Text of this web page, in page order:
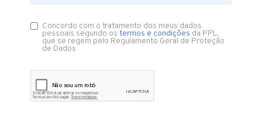
Concordo com o tratamento dos meus dados
pessoais segundo ostermos e condições da PPL,
que se regem pelo Regulamento Geral de Proteção
de Dados